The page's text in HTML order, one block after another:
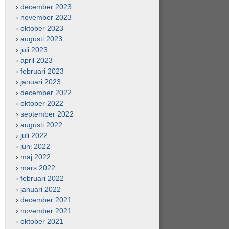
december 2023
november 2023
oktober 2023
augusti 2023
juli 2023
april 2023
februari 2023
januari 2023
december 2022
oktober 2022
september 2022
augusti 2022
juli 2022
juni 2022
maj 2022
mars 2022
februari 2022
januari 2022
december 2021
november 2021
oktober 2021